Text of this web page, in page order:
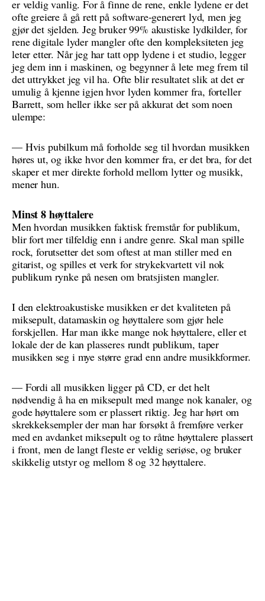
er veldig vanlig. For å finne de rene, enkle lydene er det
ofte greiere å gå rett på software-generert lyd, men jeg
gjør det sjelden. Jeg bruker 99% akustiske lydkilder, for
rene digitale lyder mangler ofte den kompleksiteten jeg
leter etter. Når jeg har tatt opp lydene i et studio, legger
jeg dem inn i maskinen, og begynner å lete meg frem til
det uttrykket jeg vil ha. Ofte blir resultatet slik at det er
umulig å kjenne igjen hvor lyden kommer fra, forteller
Barrett, som heller ikke ser på akkurat det som noen
ulempe:
— Hvis pubilkum må forholde seg til hvordan musikken
høres ut, og ikke hvor den kommer fra, er det bra, for det
skaper et mer direkte forhold mellom lytter og musikk,
mener hun.
Minst 8 høyttalere
Men hvordan musikken faktisk fremstår for publikum,
blir fort mer tilfeldig enn i andre genre. Skal man spille
rock, forutsetter det som oftest at man stiller med en
gitarist, og spilles et verk for strykekvartett vil nok
publikum rynke på nesen om bratsjisten mangler.
I den elektroakustiske musikken er det kvaliteten på
miksepult, datamaskin og høyttalere som gjør hele
forskjellen. Har man ikke mange nok høyttalere, eller et
lokale der de kan plasseres rundt publikum, taper
musikken seg i mye større grad enn andre musikkformer.
— Fordi all musikken ligger på CD, er det helt
nødvendig å ha en miksepult med mange nok kanaler, og
gode høyttalere som er plassert riktig. Jeg har hørt om
skrekkeksempler der man har forsøkt å fremføre verker
med en avdanket miksepult og to råtne høyttalere plassert
i front, men de langt fleste er veldig seriøse, og bruker
skikkelig utstyr og mellom 8 og 32 høyttalere.